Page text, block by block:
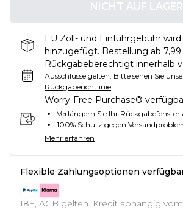
NICHT AUF LAGER
EU Zoll- und Einfuhrgebühr
hinzugefügt. Bestellung ab
Rückgabeberechtigt innerhalb
Ausschlüsse gelten. Bitte sehen Sie
Rückgaberichtlinie
Worry-Free Purchase®
Verlängern Sie Ihr Rückgabefenster
100% Schutz gegen
Mehr erfahren
Flexible Zahlungsoptionen
18+, AGB gelten. Kredit abhängig